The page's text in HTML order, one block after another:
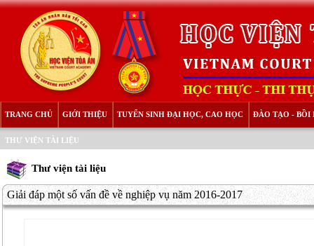
TRANG CHỦ GIỚI THIỆU TUYỂN SINH ĐẠI HỌC, CAO HỌC ĐÀO TẠO - BỒI
THƯ VIỆN TÀI LIỆU
Thư viện tài liệu
Giải đáp một số vấn đề về nghiệp vụ năm 2016-2017